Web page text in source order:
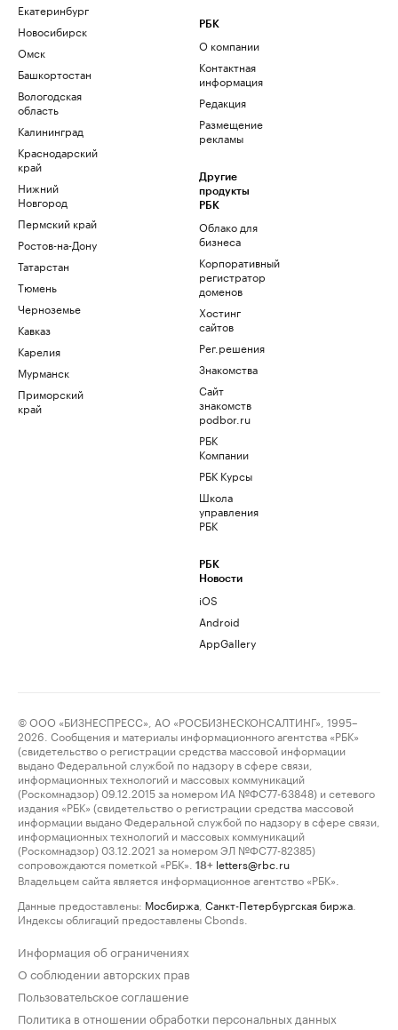
Екатеринбург
Новосибирск
Омск
Башкортостан
Вологодская
область
Калининград
Краснодарский
край
Нижний
Новгород
Пермский край
Ростов-на-Дону
Татарстан
Тюмень
Черноземье
Кавказ
Карелия
Мурманск
Приморский
край
РБК
О компании
Контактная
информация
Редакция
Размещение
рекламы
Другие
продукты
РБК
Облако для
бизнеса
Корпоративный
регистратор
доменов
Хостинг
сайтов
Рег.решения
Знакомства
Сайт
знакомств
podbor.ru
РБК
Компании
РБК Курсы
Школа
управления
РБК
РБК
Новости
iOS
Android
AppGallery
© ООО «БИЗНЕСПРЕСС», АО «РОСБИЗНЕСКОНСАЛТИНГ», 1995–
2026. Сообщения и материалы информационного агентства «РБК»
(свидетельство о регистрации средства массовой информации
выдано Федеральной службой по надзору в сфере связи,
информационных технологий и массовых коммуникаций
(Роскомнадзор) 09.12.2015 за номером ИА №ФС77-63848) и сетевого
издания «РБК» (свидетельство о регистрации средства массовой
информации выдано Федеральной службой по надзору в сфере связи,
информационных технологий и массовых коммуникаций
(Роскомнадзор) 03.12.2021 за номером ЭЛ №ФС77-82385)
сопровождаются пометкой «РБК».
18+ letters@rbc.ru
Владельцем сайта является информационное агентство «РБК».
Данные предоставлены: Мосбиржа Санкт-Петербургская биржа
Индексы облигаций предоставлены Cbonds.
Информация об ограничениях
О соблюдении авторских прав
Пользовательское соглашение
Политика в отношении обработки персональных данных